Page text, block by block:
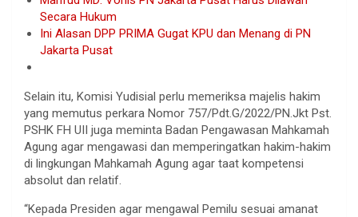
Secara Hukum
Ini Alasan DPP PRIMA Gugat KPU dan Menang di PN
Jakarta Pusat
Selain itu, Komisi Yudisial perlu memeriksa majelis hakim
yang memutus perkara Nomor 757/Pdt.G/2022/PN.Jkt Pst.
PSHK FH UII juga meminta Badan Pengawasan Mahkamah
Agung agar mengawasi dan memperingatkan hakim-hakim
di lingkungan Mahkamah Agung agar taat kompetensi
absolut dan relatif.
“Kepada Presiden agar mengawal Pemilu sesuai amanat